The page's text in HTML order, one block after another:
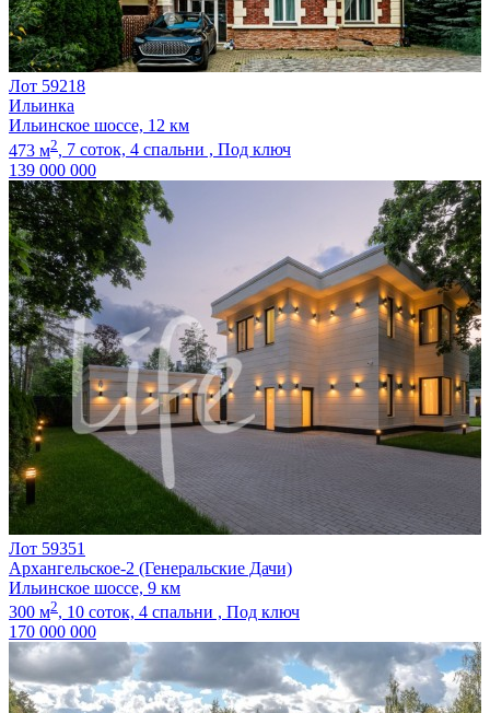
Лот 59218
Ильинка
Ильинское шоссе, 12 км
473 м2, 7 соток, 4 спальни , Под ключ
139 000 000
Лот 59351
Архангельское-2 (Генеральские Дачи)
Ильинское шоссе, 9 км
300 м2, 10 соток, 4 спальни , Под ключ
170 000 000